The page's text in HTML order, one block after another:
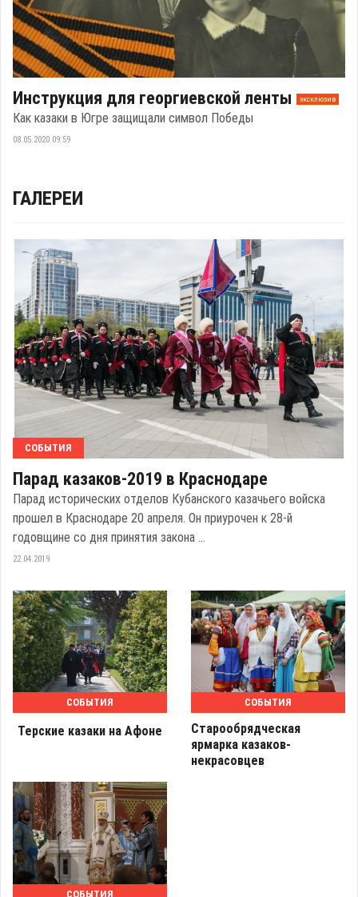
Инструкция для георгиевской ленты эксклюзив
Как казаки в Югре защищали символ Победы
08.05.2020 09:59
ГАЛЕРЕИ
СОБЫТИЯ
Парад казаков-2019 в Краснодаре
Парад исторических отделов Кубанского казачьего войска
прошел в Краснодаре 20 апреля. Он приурочен к 28-й
годовщине со дня принятия закона ...
22.04.2019
СОБЫТИЯ
Терские казаки на Афоне
СОБЫТИЯ
Старообрядческая
ярмарка казаков-
некрасовцев
СОБЫТИЯ